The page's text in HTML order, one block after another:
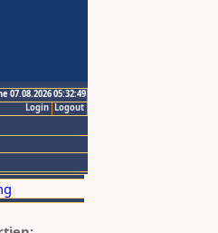
07.08.2026 05:32:49
Logout
Login